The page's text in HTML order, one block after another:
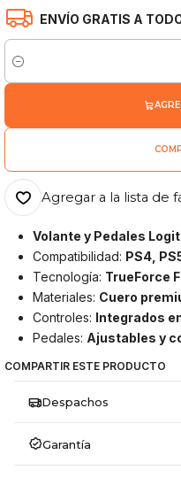
ENVÍO GRATIS A
Cantidad
Agregar a la lista de
Volante y Pedales
Compatibilidad: PS4,
Tecnología: TrueForce
Materiales: Cuero
Controles: Integrados
Pedales: Ajustables y
COMPARTIR ESTE PRODUCTO
Despachos
Garantía